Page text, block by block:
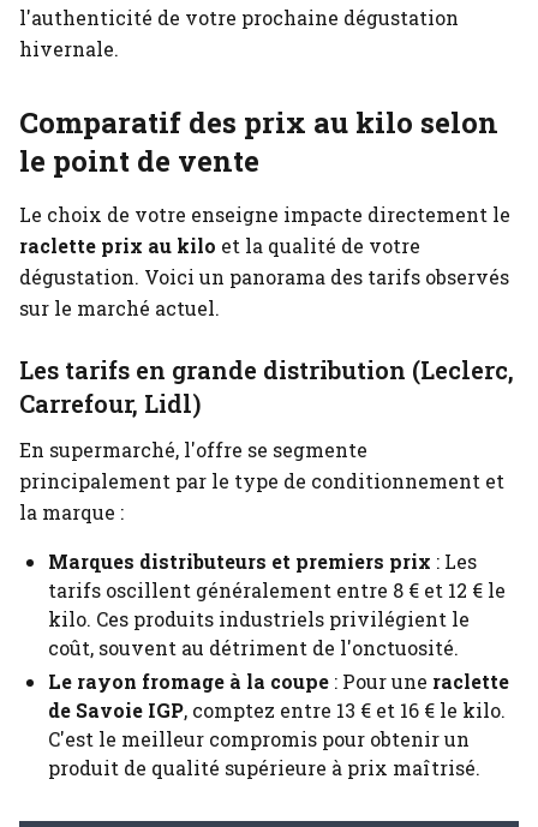
l'authenticité de votre prochaine dégustation
hivernale.
Comparatif des prix au kilo selon
le point de vente
Le choix de votre enseigne impacte directement le
raclette prix au kilo et la qualité de votre
dégustation. Voici un panorama des tarifs observés
sur le marché actuel.
Les tarifs en grande distribution (Leclerc,
Carrefour, Lidl)
En supermarché, l'offre se segmente
principalement par le type de conditionnement et
la marque :
Marques distributeurs et premiers prix : Les
tarifs oscillent généralement entre 8 € et 12 € le
kilo. Ces produits industriels privilégient le
coût, souvent au détriment de l'onctuosité.
Le rayon fromage à la coupe : Pour une raclette
de Savoie IGP, comptez entre 13 € et 16 € le kilo.
C'est le meilleur compromis pour obtenir un
produit de qualité supérieure à prix maîtrisé.